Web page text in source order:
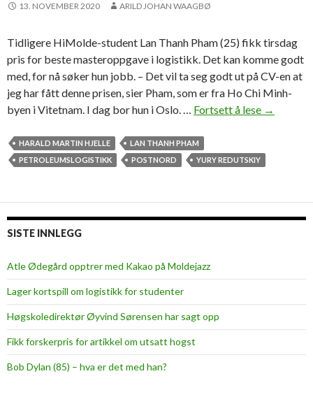
13. NOVEMBER 2020 ARILD JOHAN WAAGBØ
Tidligere HiMolde-student Lan Thanh Pham (25) fikk tirsdag
pris for beste masteroppgave i logistikk. Det kan komme godt
med, for nå søker hun jobb. – Det vil ta seg godt ut på CV-en at
jeg har fått denne prisen, sier Pham, som er fra Ho Chi Minh-
byen i Vitetnam. I dag bor hun i Oslo. … Fortsett å lese P
i
g
→
HARALD MARTIN HJELLE
LAN THANH PHAM
PETROLEUMSLOGISTIKK
POSTNORD YURY REDUTSKIY
SISTE INNLEGG
Atle Ødegård opptrer med Kakao på Moldejazz
Lager kortspill om logistikk for studenter
Høgskoledirektør Øyvind Sørensen har sagt opp
Fikk forskerpris for artikkel om utsatt hogst
Bob Dylan (85) – hva er det med han?